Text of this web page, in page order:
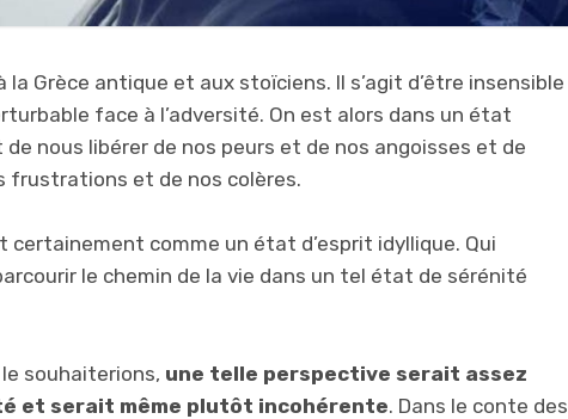
la Grèce antique et aux stoïciens. Il s’agit d’être insensible
face à l’adversité. On est alors dans un état
de nous libérer de nos peurs et de nos angoisses et de
frustrations et de nos colères.
certainement comme un état d’esprit idyllique. Qui
le chemin de la vie dans un tel état de sérénité
souhaiterions, une telle perspective serait assez
et serait même plutôt incohérente. Dans le conte des